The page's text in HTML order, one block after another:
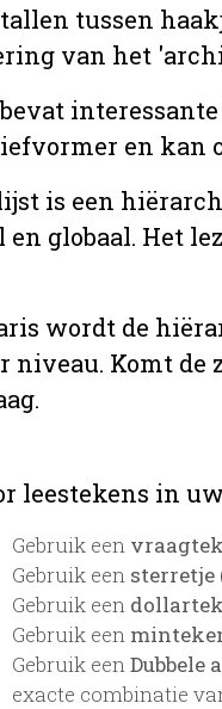
tussen
van het
en
is een
globaal. Het
wordt de
niveau. Komt
leestekens in
Gebruik een
Gebruik een sterretje
Gebruik een
Gebruik een
Gebruik eenDubbele
exacte combinatie